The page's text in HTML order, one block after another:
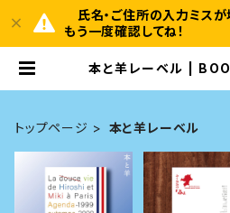
氏名・ご住所の入力ミスが
もう一度確認してね！
本と羊レーベル |
トップページ 本と羊レーベル